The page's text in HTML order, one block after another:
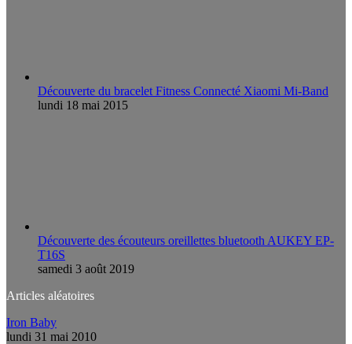
Découverte du bracelet Fitness Connecté Xiaomi Mi-Band
lundi 18 mai 2015
Découverte des écouteurs oreillettes bluetooth AUKEY EP-
T16S
samedi 3 août 2019
Articles aléatoires
Iron Baby
lundi 31 mai 2010